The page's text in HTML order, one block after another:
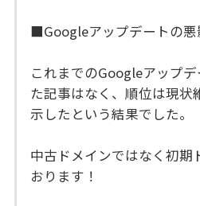
■Googleアップデートの悪
これまでのGoogleアップ
た記事はなく、順位は現状
示したという結果でした。
中古ドメインではなく初期
おります！